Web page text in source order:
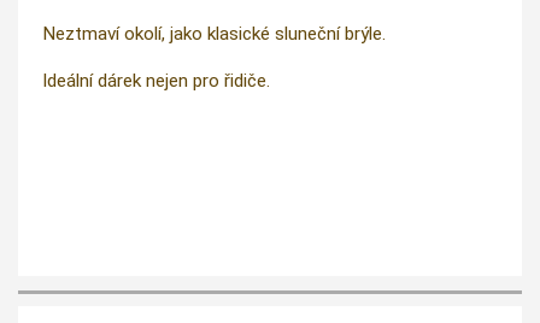
Neztmaví okolí, jako klasické sluneční brýle.
Ideální dárek nejen pro řidiče.